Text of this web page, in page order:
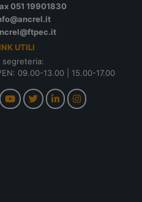
051 19901830
UTILI
segreteria:
09.00-13.00 | 15.00-17.00